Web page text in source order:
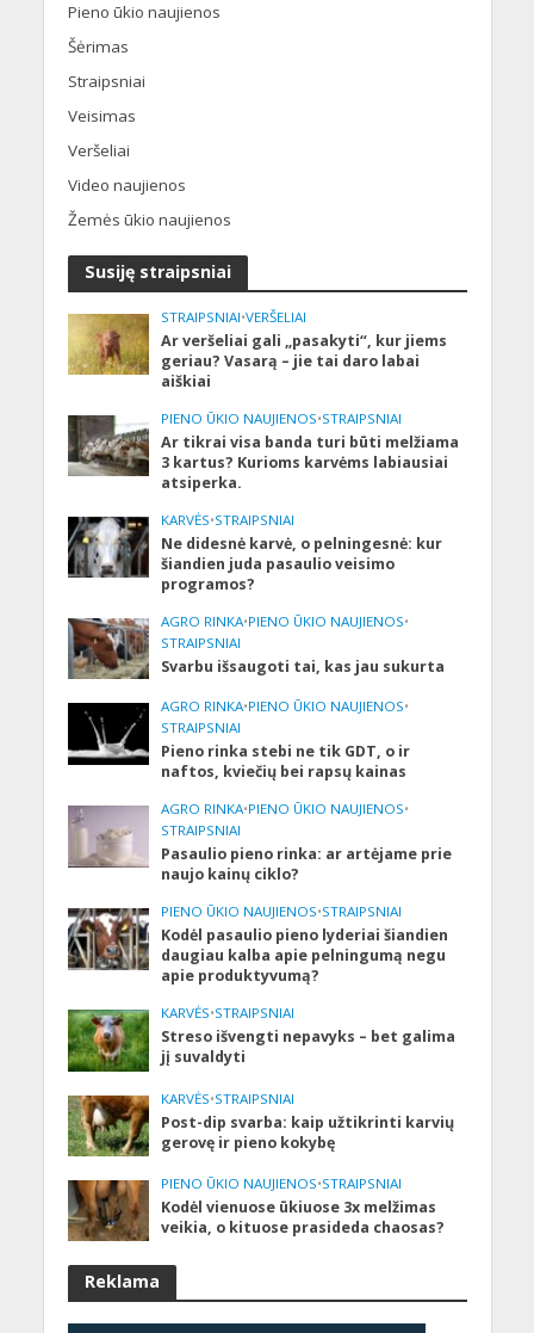
Pieno ūkio naujienos
Šėrimas
Straipsniai
Veisimas
Veršeliai
Video naujienos
Žemės ūkio naujienos
Susiję straipsniai
STRAIPSNIAI•VERŠELIAI
Ar veršeliai gali „pasakyti“, kur jiems
geriau? Vasarą – jie tai daro labai
aiškiai
PIENO ŪKIO NAUJIENOS•STRAIPSNIAI
Ar tikrai visa banda turi būti melžiama
3 kartus? Kurioms karvėms labiausiai
atsiperka.
KARVĖS•STRAIPSNIAI
Ne didesnė karvė, o pelningesnė: kur
šiandien juda pasaulio veisimo
programos?
AGRO RINKA•PIENO ŪKIO NAUJIENOS•
STRAIPSNIAI
Svarbu išsaugoti tai, kas jau sukurta
AGRO RINKA•PIENO ŪKIO NAUJIENOS•
STRAIPSNIAI
Pieno rinka stebi ne tik GDT, o ir
naftos, kviečių bei rapsų kainas
AGRO RINKA•PIENO ŪKIO NAUJIENOS•
STRAIPSNIAI
Pasaulio pieno rinka: ar artėjame prie
naujo kainų ciklo?
PIENO ŪKIO NAUJIENOS•STRAIPSNIAI
Kodėl pasaulio pieno lyderiai šiandien
daugiau kalba apie pelningumą negu
apie produktyvumą?
KARVĖS•STRAIPSNIAI
Streso išvengti nepavyks – bet galima
jį suvaldyti
KARVĖS•STRAIPSNIAI
Post-dip svarba: kaip užtikrinti karvių
gerovę ir pieno kokybę
PIENO ŪKIO NAUJIENOS•STRAIPSNIAI
Kodėl vienuose ūkiuose 3x melžimas
veikia, o kituose prasideda chaosas?
Reklama